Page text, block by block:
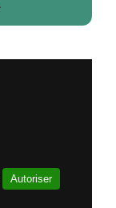
Autoriser